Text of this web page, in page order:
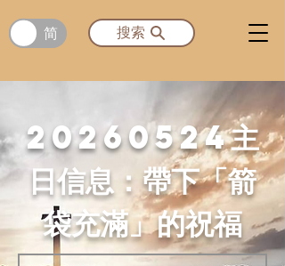
简 搜索
20260524主
日信息：帶下「箭
袋充滿」的祝福